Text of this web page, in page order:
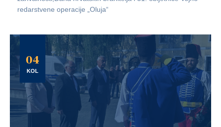
redarstvene operacije „Oluja“
04
KOL